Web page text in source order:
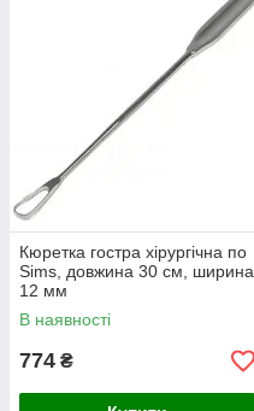
Кюретка гостра хірургічна по
Sims, довжина 30 см, ширина
12 мм
В наявності
774 ₴